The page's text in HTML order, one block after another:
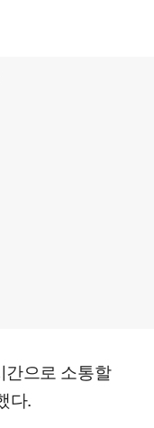
간으로 소통할
다.